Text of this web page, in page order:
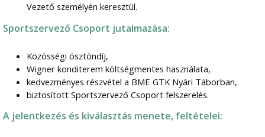
Vezető személyén keresztül.
Sportszervező Csoport jutalmazása:
Közösségi ösztöndíj,
Wigner konditerem költségmentes használata,
kedvezményes részvétel a BME GTK Nyári Táborban,
biztosított Sportszervező Csoport felszerelés.
A jelentkezés és kiválasztás menete, feltételei: